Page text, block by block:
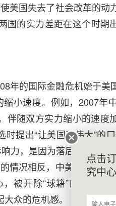
美国失去了社会改革的动
国的实力差距在这个时期
年的国际金融危机始于美
小速度。例如，2007年
伴随双方实力缩小的速度
提出“让美国再伟大”的
力，是因为落后的危机感
情况相反，中美实力差距
被开除“球籍”的危机感已
众的危机感。
点击
究中